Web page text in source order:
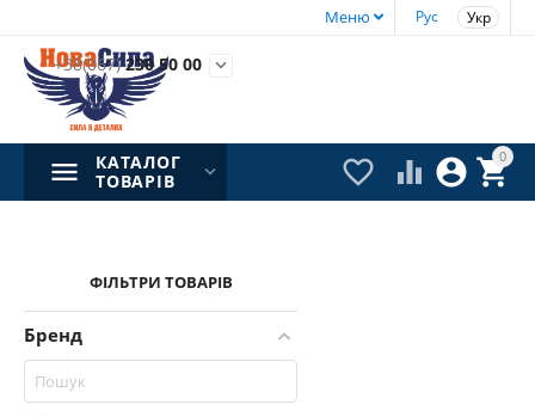
Рус Укр
Меню
+38(067)230 50 00 
0


 
КАТАЛОГ
ТОВАРІВ
ФІЛЬТРИ ТОВАРІВ
Бренд